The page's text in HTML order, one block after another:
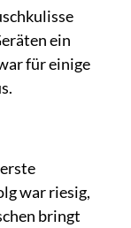
ein
für einige
war riesig,
bringt